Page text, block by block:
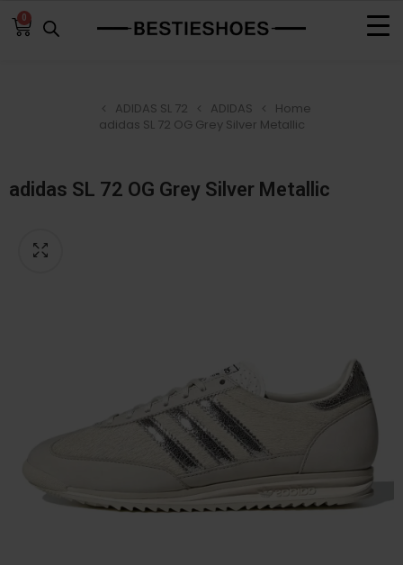
0
Home
ADIDAS
ADIDAS SL 72
adidas SL 72 OG Grey Silver Metallic
adidas SL 72 OG Grey Silver Metallic